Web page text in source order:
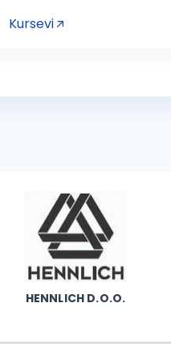
Kursevi
HENNLICH D.O.O.